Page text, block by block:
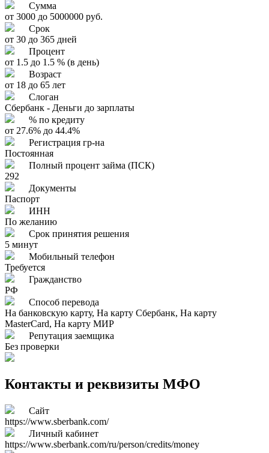
Сумма
от 3000 до 5000000 руб.
Срок
от 30 до 365 дней
Процент
от 1.5 до 1.5 % (в день)
Возраст
от 18 до 65 лет
Слоган
Сбербанк - Деньги до зарплаты
% по кредиту
от 27.6% до 44.4%
Регистрация гр-на
Постоянная
Полный процент займа (ПСК)
292
Документы
Паспорт
ИНН
По желанию
Срок принятия решения
5 минут
Мобильный телефон
Требуется
Гражданство
РФ
Способ перевода
На банковскую карту, На карту Сбербанк, На карту
MasterCard, На карту МИР
Репутация заемщика
Без проверки
Контакты и реквизиты МФО
Сайт
https://www.sberbank.com/
Личный кабинет
https://www.sberbank.com/ru/person/credits/money